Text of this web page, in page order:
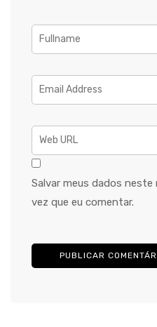
Salvar meus dados neste
vez que eu comentar.